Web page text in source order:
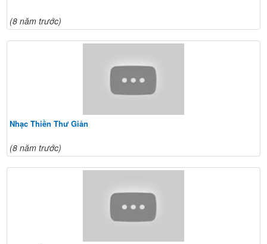
(8 năm trước)
Nhạc Thiền Thư Giản
(8 năm trước)